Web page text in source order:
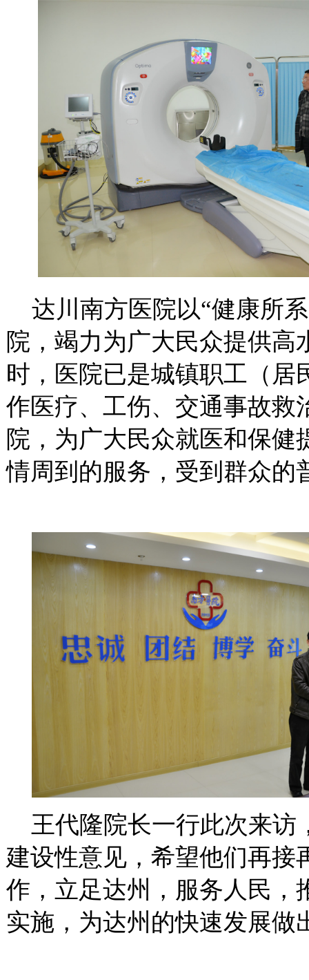
达川南方医院以“健康所
院，竭力为广大民众提供
时，医院已是城镇职工（居
作医疗、工伤、交通事故救
院，为广大民众就医和保
情周到的服务，受到群众的
王代隆院长一行此次来访
建设性意见， 希望他们再接
作，立足达州 ，服务人民
实施， 为达州 的快速发展做